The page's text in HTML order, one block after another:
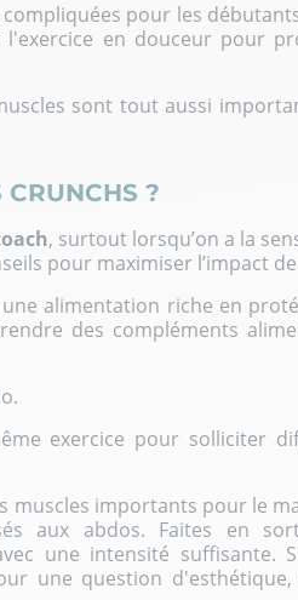
pour les
en douceur pour
sont tout aussi
CRUNCHS ?
, surtout lorsqu’on a la
pour maximiser l’impact
alimentation riche en
des compléments
exercice pour solliciter
muscles importants pour le
aux abdos. Faites en
une intensité suffisante.
une question d'esthétique,